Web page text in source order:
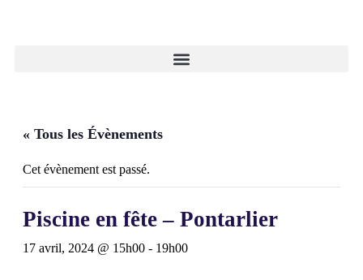
« Tous les Évènements
Cet évènement est passé.
Piscine en fête – Pontarlier
17 avril, 2024 @ 15h00 - 19h00